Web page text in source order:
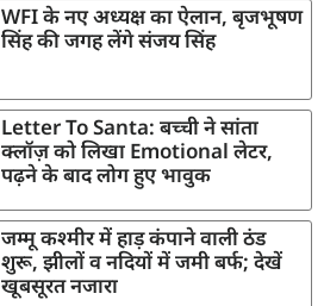
WFI के नए अध्यक्ष का ऐलान, बृजभूषण
सिंह की जगह लेंगे संजय सिंह
Letter To Santa: बच्ची ने सांता
क्लॉज़ को लिखा Emotional लेटर,
पढ़ने के बाद लोग हुए भावुक
जम्मू कश्मीर में हाड़ कंपाने वाली ठंड
शुरू, झीलों व नदियों में जमी बर्फ; देखें
खूबसूरत नजारा